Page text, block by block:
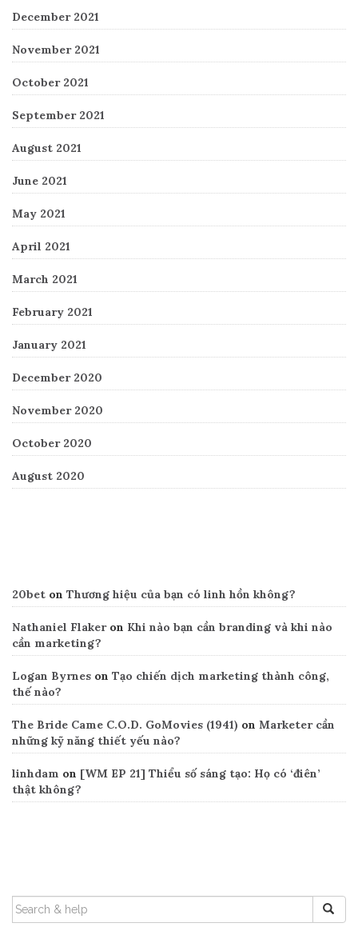
December 2021
November 2021
October 2021
September 2021
August 2021
June 2021
May 2021
April 2021
March 2021
February 2021
January 2021
December 2020
November 2020
October 2020
August 2020
20bet on Thương hiệu của bạn có linh hồn không?
Nathaniel Flakeron Khi nào bạn cần branding và khi nào
cần marketing?
Logan Byrnes on Tạo chiến dịch marketing thành công,
thế nào?
The Bride Came C.O.D. GoMovies (1941) on Marketer cần
những kỹ năng thiết yếu nào?
linhdam on [WM EP 21] Thiểu số sáng tạo: Họ có ‘điên’
thật không?
SEARCH
FOR: